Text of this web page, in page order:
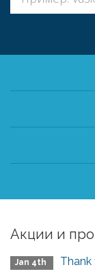
Акции и
Jan 4th Thank